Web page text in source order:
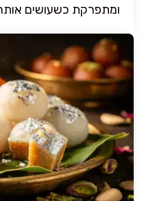
ומתפרקת כשעושים אותה